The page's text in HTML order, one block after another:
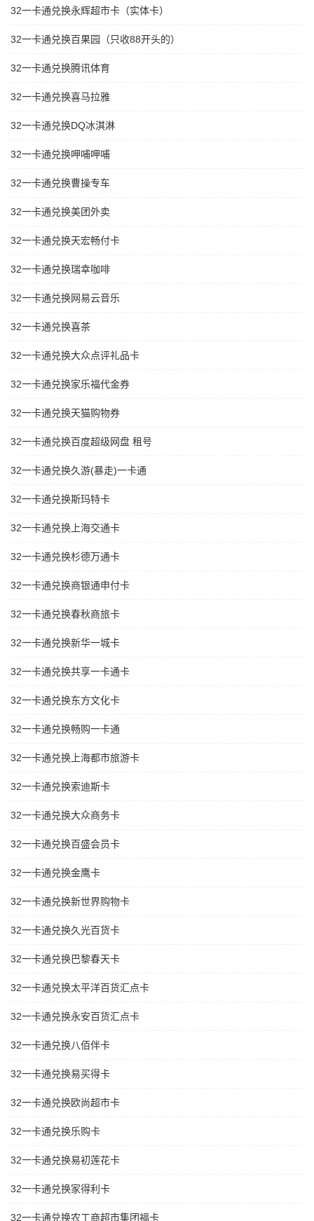
32一卡通兑换永辉超市卡（实体卡）
32一卡通兑换百果园（只收88开头的）
32一卡通兑换腾讯体育
32一卡通兑换喜马拉雅
32一卡通兑换DQ冰淇淋
32一卡通兑换呷哺呷哺
32一卡通兑换曹操专车
32一卡通兑换美团外卖
32一卡通兑换天宏畅付卡
32一卡通兑换瑞幸咖啡
32一卡通兑换网易云音乐
32一卡通兑换喜茶
32一卡通兑换大众点评礼品卡
32一卡通兑换家乐福代金券
32一卡通兑换天猫购物券
32一卡通兑换百度超级网盘 租号
32一卡通兑换久游(暴走)一卡通
32一卡通兑换斯玛特卡
32一卡通兑换上海交通卡
32一卡通兑换杉德万通卡
32一卡通兑换商银通申付卡
32一卡通兑换春秋商旅卡
32一卡通兑换新华一城卡
32一卡通兑换共享一卡通卡
32一卡通兑换东方文化卡
32一卡通兑换畅购一卡通
32一卡通兑换上海都市旅游卡
32一卡通兑换索迪斯卡
32一卡通兑换大众商务卡
32一卡通兑换百盛会员卡
32一卡通兑换金鹰卡
32一卡通兑换新世界购物卡
32一卡通兑换久光百货卡
32一卡通兑换巴黎春天卡
32一卡通兑换太平洋百货汇点卡
32一卡通兑换永安百货汇点卡
32一卡通兑换八佰伴卡
32一卡通兑换易买得卡
32一卡通兑换欧尚超市卡
32一卡通兑换乐购卡
32一卡通兑换易初莲花卡
32一卡通兑换家得利卡
32一卡通兑换农工商超市集团福卡